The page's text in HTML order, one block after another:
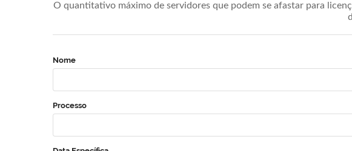
O quantitativo máximo de servidores que podem se afastar para
Nome
Processo